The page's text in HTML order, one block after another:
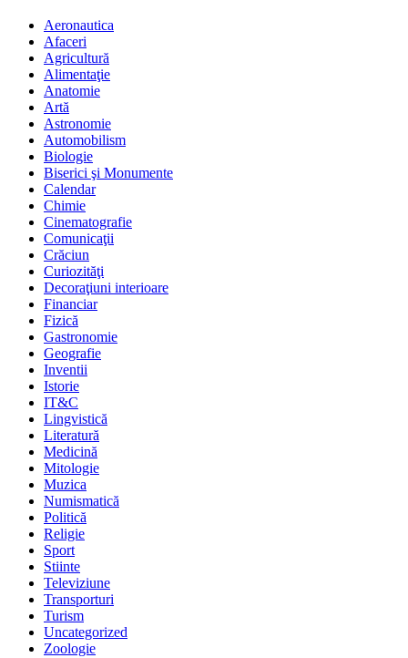
Aeronautica
Afaceri
Agricultură
Alimentaţie
Anatomie
Artă
Astronomie
Automobilism
Biologie
Biserici şi Monumente
Calendar
Chimie
Cinematografie
Comunicaţii
Crăciun
Curiozităţi
Decoraţiuni interioare
Financiar
Fizică
Gastronomie
Geografie
Inventii
Istorie
IT&C
Lingvistică
Literatură
Medicină
Mitologie
Muzica
Numismatică
Politică
Religie
Sport
Stiinte
Televiziune
Transporturi
Turism
Uncategorized
Zoologie